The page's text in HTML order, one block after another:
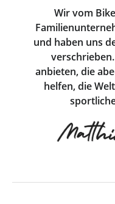
Wir vom
und haben uns
anbieten, die
helfen, die